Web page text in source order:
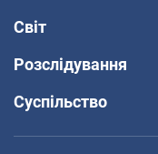
Світ
Розслідування
Суспільство